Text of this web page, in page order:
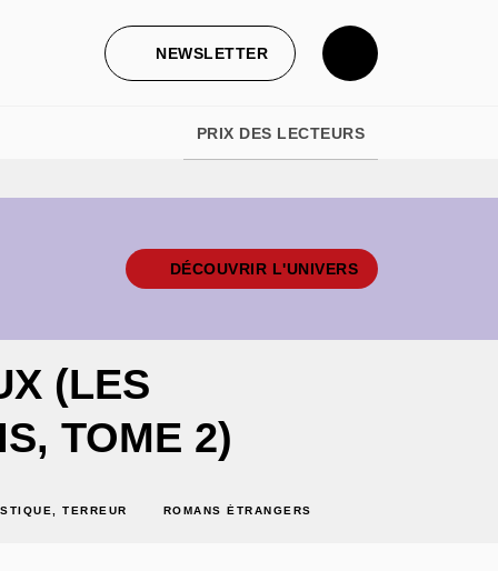
NEWSLETTER
PRIX DES LECTEURS
DÉCOUVRIR L'UNIVERS
(LES
TOME 2)
TERREUR ROMANS ÉTRANGERS